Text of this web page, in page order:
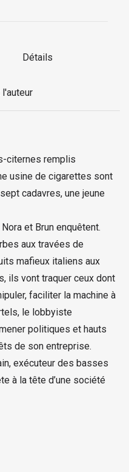
Détails
l'auteur
citernes remplis
usine de cigarettes sont
cadavres, une jeune
et Brun enquêtent.
aux travées de
mafieux italiens aux
ils vont traquer ceux dont
faciliter la machine à
le lobbyiste
politiques et hauts
de son entreprise.
exécuteur des basses
à la tête d’une société